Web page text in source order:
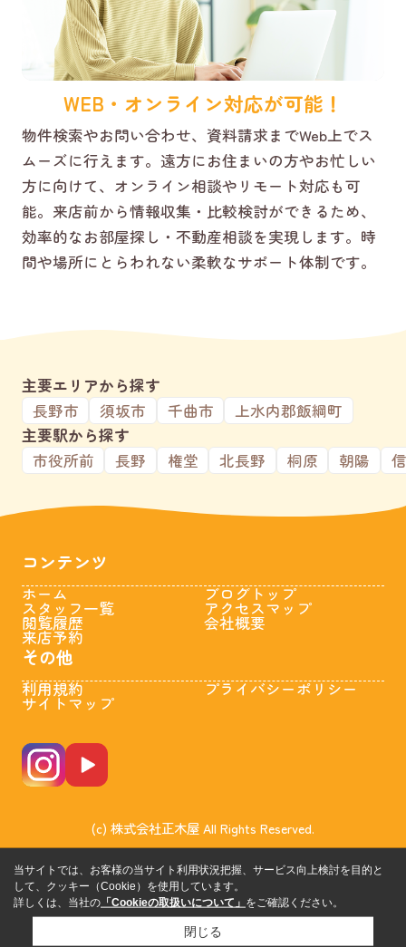
WEB・オンライン対応が可能！
物件検索やお問い合わせ、資料請求までWeb上でス
ムーズに行えます。遠方にお住まいの方やお忙しい
方に向けて、オンライン相談やリモート対応も可
能。来店前から情報収集・比較検討ができるため、
効率的なお部屋探し・不動産相談を実現します。時
間や場所にとらわれない柔軟なサポート体制です。
主要エリアから探す
長野市
須坂市 千曲市
上水内郡飯綱町
主要駅から探す
市役所前
長野 権堂 北長野 桐原 朝陽
コンテンツ
ホーム
スタッフ一覧
閲覧履歴
来店予約
ブログトップ
アクセスマップ
会社概要
その他
利用規約
サイトマップ
プライバシーポリシー
(c) 株式会社正木屋 All Rights Reserved.
当サイトでは、お客様の当サイト利用状況把握、サービス向上検討を目的と
して、クッキー（Cookie）を使用しています。
詳しくは、当社の 「Cookieの取扱いについて」 をご確認ください。
閉じる